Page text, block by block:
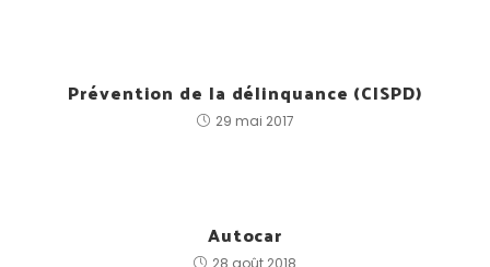
Prévention de la délinquance (CISPD)
29 mai 2017
Autocar
28 août 2018